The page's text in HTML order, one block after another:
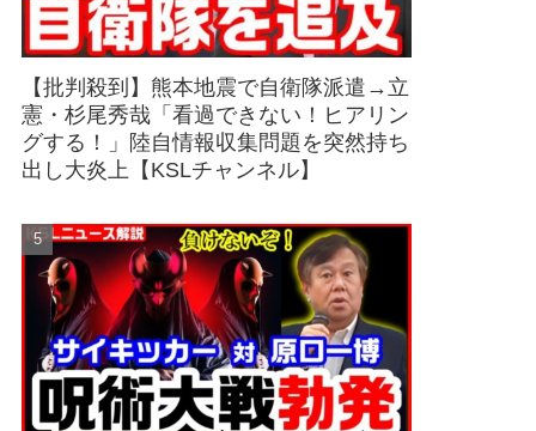
【批判殺到】熊本地震で自衛隊派遣→立
憲・杉尾秀哉「看過できない！ヒアリン
グする！」陸自情報収集問題を突然持ち
出し大炎上【KSLチャンネル】